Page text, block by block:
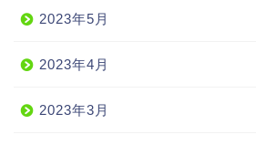
2023年5月
2023年4月
2023年3月